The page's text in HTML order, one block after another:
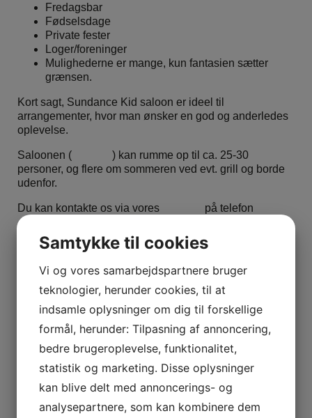
Fredagsbar
Fødselsdage
Private fester
Loger/foreninger
Mulighederne er mange, kun fantasien sætter
grænsen.
Kort sagt, Sundance Kid saloon er ideel til
arrangementer, hvor man ønsker en god og anderledes
oplevelse.
Saloonen (
) kan rumme op til ca. 25-30
personer, og flere om sommeren ved evt. grill og borde
udenfor.
Du kan kontakte os via vores på telefon
92 18
[Show slideshow]
Samtykke til cookies
Vi og vores samarbejdspartnere bruger
teknologier, herunder cookies, til at
indsamle oplysninger om dig til forskellige
formål, herunder: Tilpasning af annoncering,
bedre brugeroplevelse, funktionalitet,
statistik og marketing. Disse oplysninger
kan blive delt med annoncerings- og
analysepartnere, som kan kombinere dem